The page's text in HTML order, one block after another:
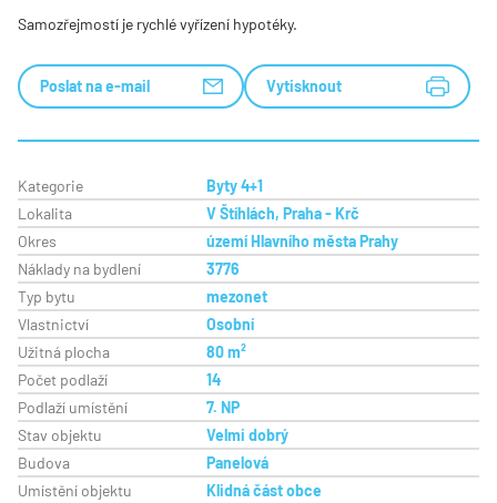
Samozřejmostí je rychlé vyřízení hypotéky.
Poslat na e-mail Vytisknout
Kategorie
Byty 4+1
Lokalita
V Štíhlách, Praha - Krč
Okres
území Hlavního města Prahy
Náklady na bydlení
3776
Typ bytu
mezonet
Vlastnictví
Osobní
Užitná plocha
80 m²
Počet podlaží
14
Podlaží umístění
7. NP
Stav objektu
Velmi dobrý
Budova
Panelová
Umístění objektu
Klidná část obce